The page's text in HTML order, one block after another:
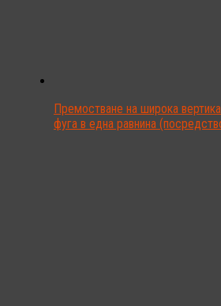
Премостване на широка
фуга в една равнина